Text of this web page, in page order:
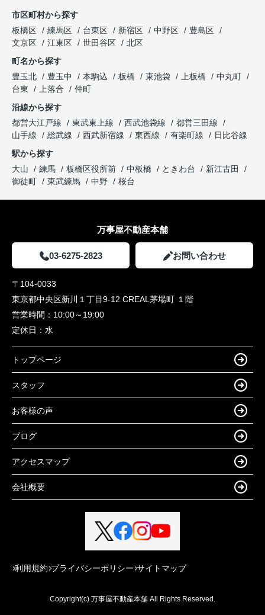
市区町村から探す
板橋区
練馬区 台東区 新宿区 中野区
豊島区
文京区
江東区 世田谷区
北区
町名から探す
豊玉北
豊玉中 本駒込 板橋 東池袋 上板橋
中丸町
台東
上落合
仲町
沿線から探す
都営大江戸線
東武東上線 西武池袋線
都営三田線
山手線
総武線 西武新宿線 東西線 有楽町線
日比谷線
駅から探す
大山
練馬 板橋区役所前 中板橋 ときわ台
新江古田
御徒町
東武練馬 中野 桜台
万事屋不動産本舗
03-6275-2823 お問い合わせ
〒104-0033
東京都中央区新川１丁目9-12 CREAL茅場町 １階
営業時間： 10:00～19:00
定休日： 水
トップページ
スタッフ
お客様の声
ブログ
アクセスマップ
会社概要
利用規約 プライバシーポリシー サイトマップ
Copyright(c) 万事屋不動産本舗 All Rights Reserved.